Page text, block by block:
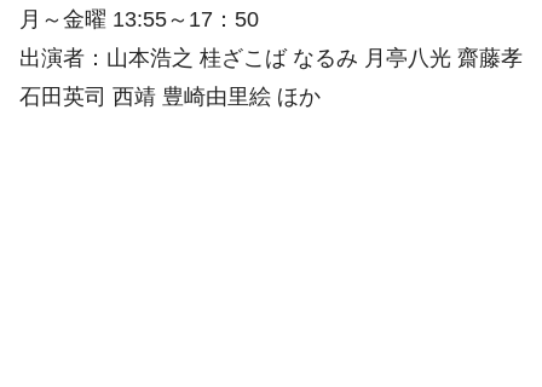
月～金曜 13:55～17：50
出演者：山本浩之 桂ざこば なるみ 月亭八光 齋藤孝
石田英司 西靖 豊崎由里絵 ほか